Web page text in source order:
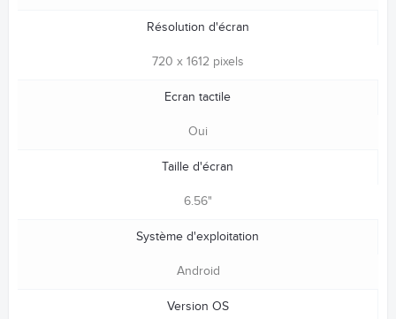
Résolution d'écran
720 x 1612 pixels
Ecran tactile
Oui
Taille d'écran
6.56"
Système d'exploitation
Android
Version OS